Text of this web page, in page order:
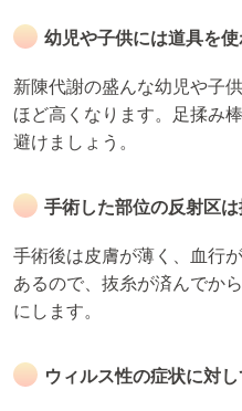
幼児や子供には道具を
新陳代謝の盛んな幼児や子
ほど高くなります。足揉み
避けましょう。
手術した部位の反射区
手術後は皮膚が薄く、血行
あるので、抜糸が済んでか
にします。
ウィルス性の症状に対